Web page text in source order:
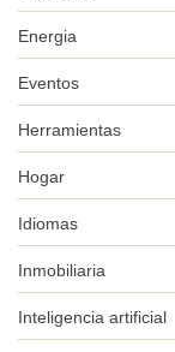
Energia
Eventos
Herramientas
Hogar
Idiomas
Inmobiliaria
Inteligencia artificial